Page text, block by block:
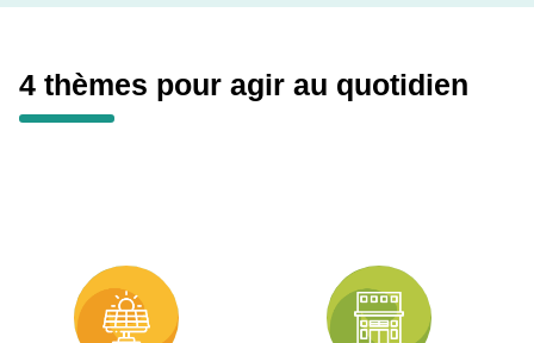
4 thèmes pour agir au quotidien